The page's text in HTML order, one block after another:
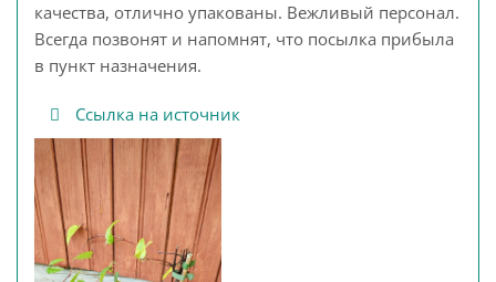
качества, отлично упакованы. Вежливый персонал.
Всегда позвонят и напомнят, что посылка прибыла
в пункт назначения.
Ссылка на источник